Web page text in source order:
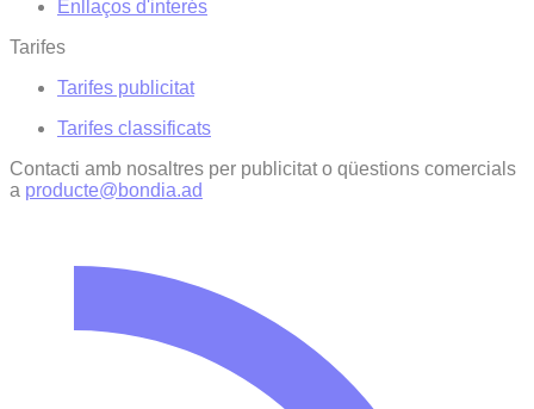
Enllaços d'interés
Tarifes
Tarifes publicitat
Tarifes classificats
Contacti amb nosaltres per publicitat o qüestions comercials
a producte@bondia.ad